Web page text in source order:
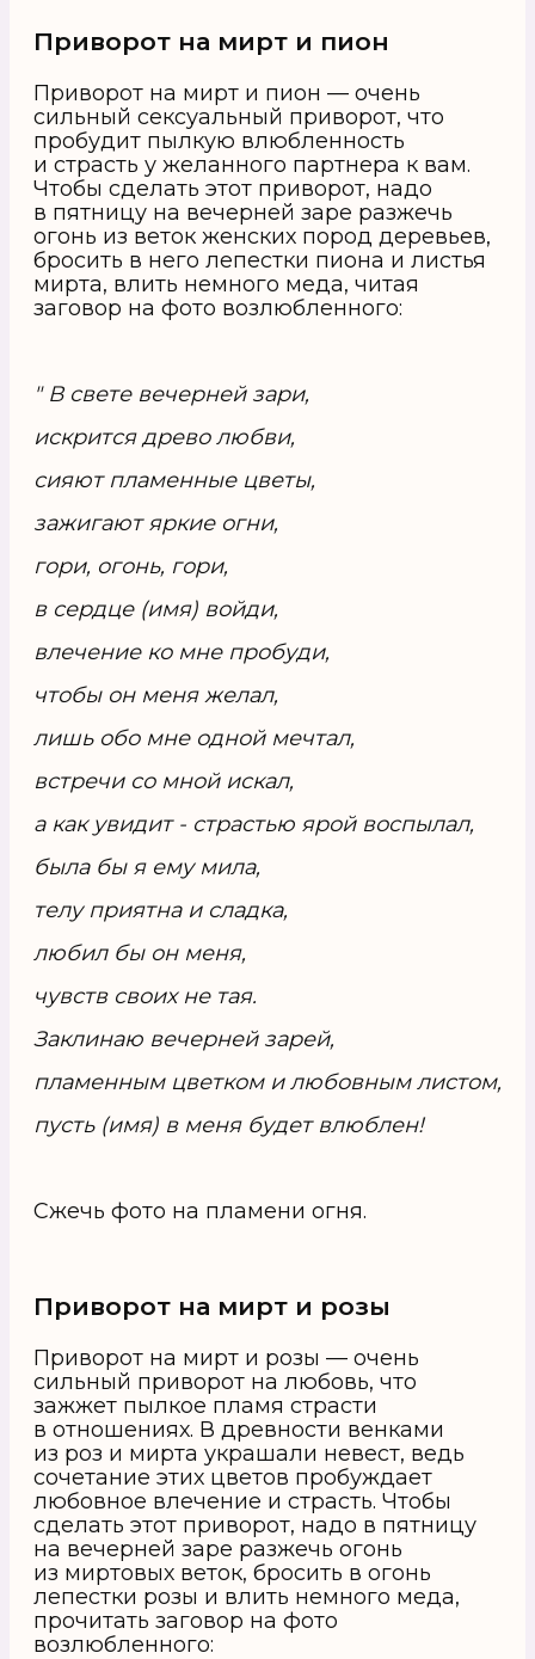
Приворот на мирт и пион
Приворот на мирт и пион — очень
сильный сексуальный приворот, что
пробудит пылкую влюбленность
и страсть у желанного партнера к вам.
Чтобы сделать этот приворот, надо
в пятницу на вечерней заре разжечь
огонь из веток женских пород деревьев,
бросить в него лепестки пиона и листья
мирта, влить немного меда, читая
заговор на фото возлюбленного:
" В свете вечерней зари,
искрится древо любви,
сияют пламенные цветы,
зажигают яркие огни,
гори, огонь, гори,
в сердце (имя) войди,
влечение ко мне пробуди,
чтобы он меня желал,
лишь обо мне одной мечтал,
встречи со мной искал,
а как увидит - страстью ярой воспылал,
была бы я ему мила,
телу приятна и сладка,
любил бы он меня,
чувств своих не тая.
Заклинаю вечерней зарей,
пламенным цветком и любовным листом,
пусть (имя) в меня будет влюблен!
Сжечь фото на пламени огня.
Приворот на мирт и розы
Приворот на мирт и розы — очень
сильный приворот на любовь, что
зажжет пылкое пламя страсти
в отношениях. В древности венками
из роз и мирта украшали невест, ведь
сочетание этих цветов пробуждает
любовное влечение и страсть. Чтобы
сделать этот приворот, надо в пятницу
на вечерней заре разжечь огонь
из миртовых веток, бросить в огонь
лепестки розы и влить немного меда,
прочитать заговор на фото
возлюбленного: